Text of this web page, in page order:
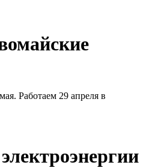
Работаем 29 апреля в